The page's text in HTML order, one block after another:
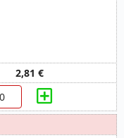
2,81 €